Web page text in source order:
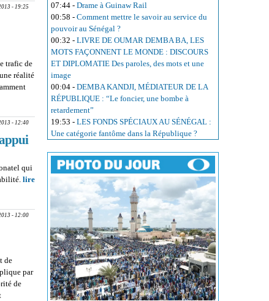
- 19:25
trafic de
réalité
- 12:40
qui
lire
- 12:00
de
par
de
07:44 - Drame à Guinaw Rail
00:58 - Comment mettre le savoir au service du
pouvoir au Sénégal ?
00:32 - LIVRE DE OUMAR DEMBA BA, LES
MOTS FAÇONNENT LE MONDE : DISCOURS
ET DIPLOMATIE Des paroles, des mots et une
image
00:04 - DEMBA KANDJI, MÉDIATEUR DE LA
RÉPUBLIQUE : “Le foncier, une bombe à
retardement”
19:53 - LES FONDS SPÉCIAUX AU SÉNÉGAL :
Une catégorie fantôme dans la République ?